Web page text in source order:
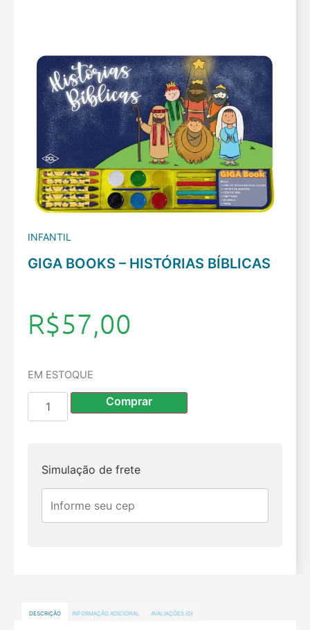
INFANTIL
GIGA BOOKS – HISTÓRIAS BÍBLICAS
R$57,00
EM ESTOQUE
Comprar
Simulação de frete
DESCRIÇÃO INFORMAÇÃO ADICIONAL AVALIAÇÕES (0)